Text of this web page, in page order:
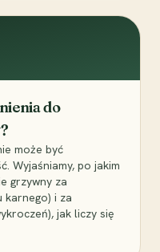
do
może być
Wyjaśniamy, po jakim
grzywny za
karnego) i za
jak liczy się